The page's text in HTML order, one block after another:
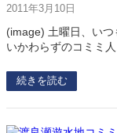
2011年3月10日
(image) 土曜日、い
いかわらずのコミミ人
続きを読む